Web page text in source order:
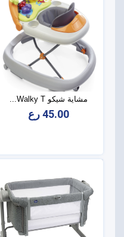
مشاية شيكو Walky T...
45.00 رع